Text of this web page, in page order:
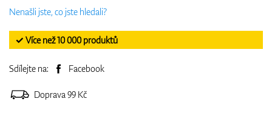
Nenašli jste, co jste hledali?
✓ Více než 10 000 produktů
Sdílejte na: Facebook
Doprava 99 Kč